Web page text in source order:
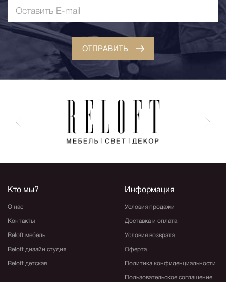
ОТПРАВИТЬ
Кто мы?
О нас
Контакты
Reloft мебель
Reloft дизайн студия
Reloft детская
Информация
Условия продажи
Доставка и оплата
Условия возврата
Оферта
Политика конфиденциальности
Пользовательское соглашение